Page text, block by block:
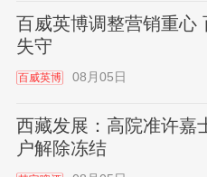
百威英博调整营销重心
失守
百威英博 08月05日
西藏发展：高院准许嘉
户解除冻结